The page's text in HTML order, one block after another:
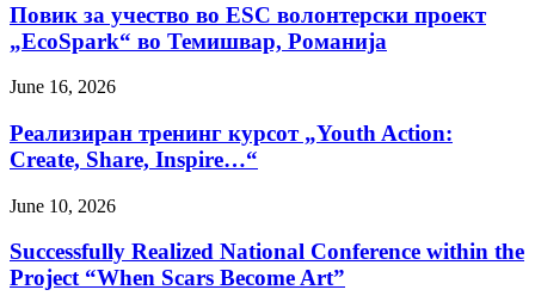
Повик за учество во ESC волонтерски проект
„EcoSpark“ во Темишвар, Романија
June 16, 2026
Реализиран тренинг курсот „Youth Action:
Create, Share, Inspire…“
June 10, 2026
Successfully Realized National Conference within the
Project “When Scars Become Art”